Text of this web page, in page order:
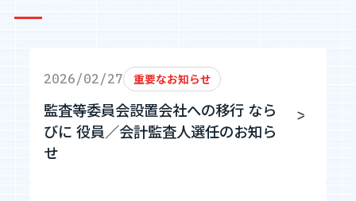
Official YouTube
エージェントグローCh
2026/02/27 重要なお知らせ
監査等委員会設置会社への移行 なら
びに 役員／会計監査人選任のお知ら
せ